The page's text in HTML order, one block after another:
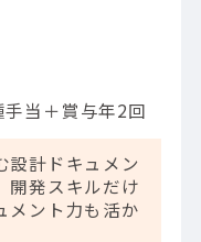
当＋賞与年2回
設計ドキュメン
開発スキルだけ
メント力も活か